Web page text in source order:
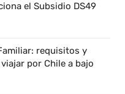
el Subsidio DS49
requisitos y
por Chile a bajo